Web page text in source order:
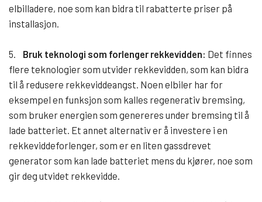
elbilladere, noe som kan bidra til rabatterte priser på
installasjon.
5. Bruk teknologi som forlenger rekkevidden: Det finnes
flere teknologier som utvider rekkevidden, som kan bidra
til å redusere rekkeviddeangst. Noen elbiler har for
eksempel en funksjon som kalles regenerativ bremsing,
som bruker energien som genereres under bremsing til å
lade batteriet. Et annet alternativ er å investere i en
rekkeviddeforlenger, som er en liten gassdrevet
generator som kan lade batteriet mens du kjører, noe som
gir deg utvidet rekkevidde.